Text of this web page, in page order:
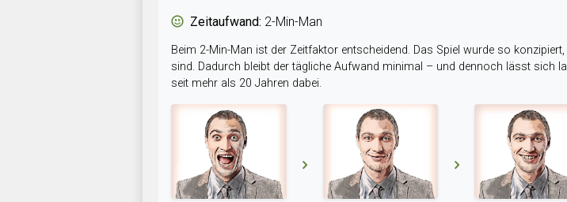
Zeitaufwand: 2-Min-Man
Beim 2-Min-Man ist der Zeitfaktor entscheidend. Das Spiel wurde so
sind. Dadurch bleibt der tägliche Aufwand minimal – und dennoch lässt sich
seit mehr als 20 Jahren dabei.